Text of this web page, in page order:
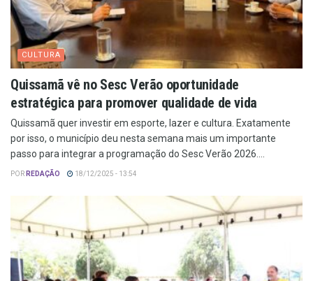
CULTURA
Quissamã vê no Sesc Verão oportunidade
estratégica para promover qualidade de vida
Quissamã quer investir em esporte, lazer e cultura. Exatamente
por isso, o município deu nesta semana mais um importante
passo para integrar a programação do Sesc Verão 2026....
POR REDAÇÃO 18/12/2025 - 13:54